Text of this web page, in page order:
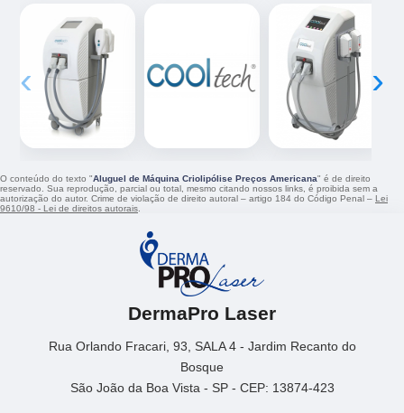
‹ ›
O conteúdo do texto "Aluguel de Máquina Criolipólise Preços Americana" é de direito
reservado. Sua reprodução, parcial ou total, mesmo citando nossos links, é proibida sem a
autorização do autor. Crime de violação de direito autoral – artigo 184 do Código Penal – Lei
9610/98 - Lei de direitos autorais.
DermaPro Laser
Rua Orlando Fracari, 93, SALA 4 - Jardim Recanto do
Bosque
São João da Boa Vista - SP - CEP: 13874-423